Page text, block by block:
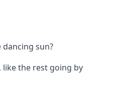
sun?
like the rest going by